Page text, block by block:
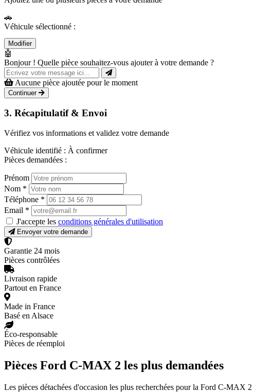
🚗
Véhicule sélectionné :
Modifier
🤖
Bonjour ! Quelle pièce souhaitez-vous ajouter à votre demande ?
Aucune pièce ajoutée pour le moment
Continuer
3. Récapitulatif & Envoi
Vérifiez vos informations et validez votre demande
Véhicule identifié : À confirmer
Pièces demandées :
Prénom
Nom *
Téléphone *
Email *
J'accepte les conditions générales d'utilisation
Envoyer votre demande
Garantie 24 mois
Pièces contrôlées
Livraison rapide
Partout en France
Made in France
Basé en Alsace
Éco-responsable
Pièces de réemploi
Pièces Ford C-MAX 2 les plus demandées
Les pièces détachées d'occasion les plus recherchées pour la Ford C-MAX 2